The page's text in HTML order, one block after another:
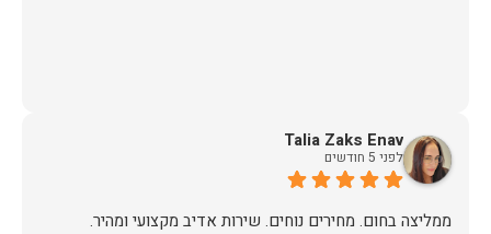
Talia Zaks Enav
לפני 5 חודשים
ממליצה בחום. מחירים נוחים. שירות אדיב מקצועי ומהיר.